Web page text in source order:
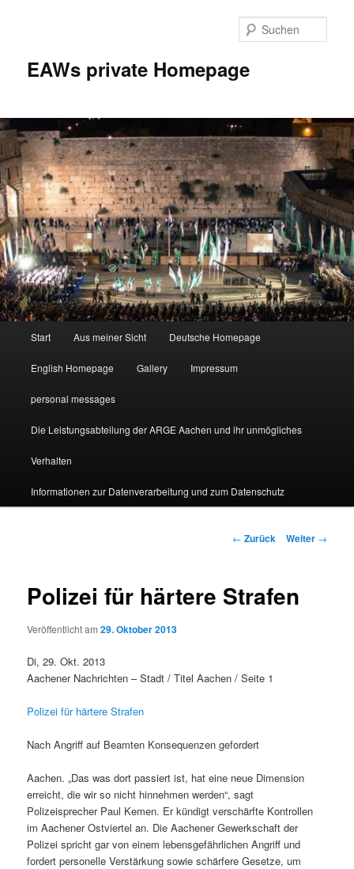
EAWs private Homepage
Start Aus meiner Sicht Deutsche Homepage
English Homepage Gallery Impressum
personal messages
Die Leistungsabteilung der ARGE Aachen und ihr unmögliches
Verhalten
Informationen zur Datenverarbeitung und zum Datenschutz
Beitragsnavigation
← Zurück Weiter →
Polizei für härtere Strafen
Veröffentlicht am29. Oktober 2013
Di, 29. Okt. 2013
Aachener Nachrichten – Stadt / Titel Aachen / Seite 1
Polizei für härtere Strafen
Nach Angriff auf Beamten Konsequenzen gefordert
Aachen. „Das was dort passiert ist, hat eine neue Dimension
erreicht, die wir so nicht hinnehmen werden“, sagt
Polizeisprecher Paul Kemen. Er kündigt verschärfte Kontrollen
im Aachener Ostviertel an. Die Aachener Gewerkschaft der
Polizei spricht gar von einem lebensgefährlichen Angriff und
fordert personelle Verstärkung sowie schärfere Gesetze, um